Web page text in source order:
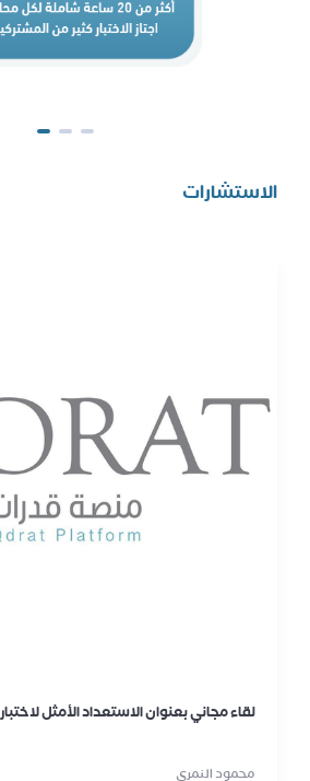
الاستشارات
لقاء مجاني بعنوان الاستعداد الأمثل لاختبار
محمود النمري